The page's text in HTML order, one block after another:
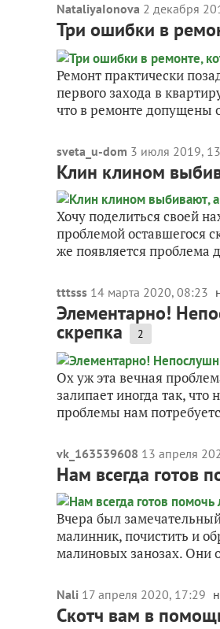
NataliyaIonova 2 декабря
Три ошибки в
Ремонт практически
первого захода в
что в ремонте допущены
sveta_u-dom 3 июля 2019,
Клин клином
Хочу поделиться своей
проблемой оставшегося
же появляется проблема
tttsss 14 марта 2020, 08:23
Элементарно!
скрепка 2
Ох уж эта вечная
залипает иногда так,
проблемы нам
vk_163539608 13 апреля
Нам всегда готов
Вчера был
малинник, почистить и
малиновых занозах. Они
Nali 17 апреля 2020, 17:29
Скотч вам в